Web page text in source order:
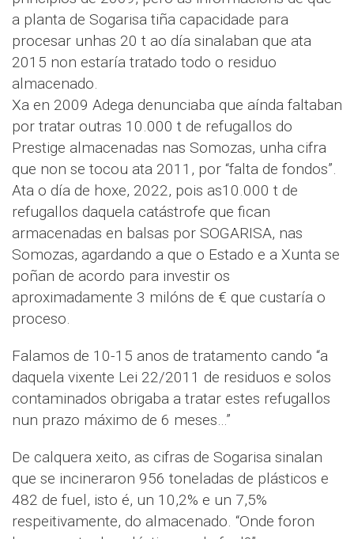
a planta de Sogarisa tiña capacidade para
procesar unhas 20 t ao día sinalaban que ata
2015 non estaría tratado todo o residuo
almacenado.
Xa en 2009 Adega denunciaba que aínda faltaban
por tratar outras 10.000 t de refugallos do
Prestige almacenadas nas Somozas, unha cifra
que non se tocou ata 2011, por “falta de fondos”.
Ata o día de hoxe, 2022, pois as10.000 t de
refugallos daquela catástrofe que fican
armacenadas en balsas por SOGARISA, nas
Somozas, agardando a que o Estado e a Xunta se
poñan de acordo para investir os
aproximadamente 3 milóns de € que custaría o
proceso.
Falamos de 10-15 anos de tratamento cando “a
daquela vixente Lei 22/2011 de residuos e solos
contaminados obrigaba a tratar estes refugallos
nun prazo máximo de 6 meses…”
De calquera xeito, as cifras de Sogarisa sinalan
que se incineraron 956 toneladas de plásticos e
482 de fuel, isto é, un 10,2% e un 7,5%
respeitivamente, do almacenado. “Onde foron